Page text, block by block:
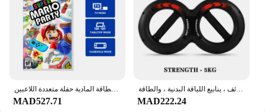
نينتندو سويتش - سوبر ماريو بارتي - إصدار ستاندر - ألعاب خرطوشة البطاقة المادية حفلة متعددة اللاعبين
MAD527.71
مدرب قوة اليد لتمارين المعصم والذراع ، قوة قوة الساعد متعددة الوظائف ، ينابيع اللياقة البدنية ، والطاقة
MAD222.24